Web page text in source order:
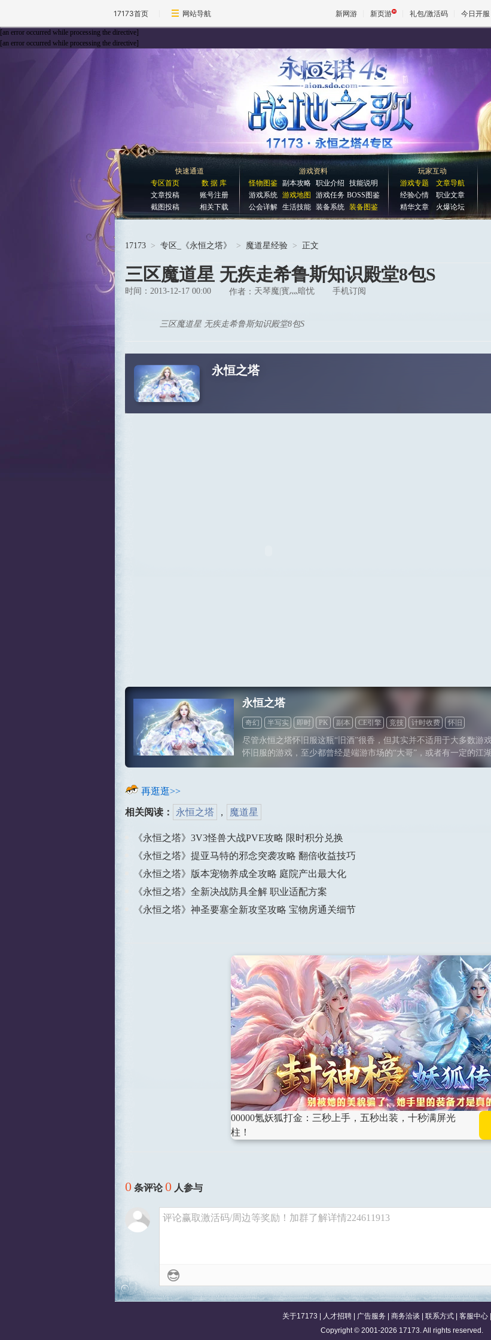
17173首页 网站导航 新网游 新页游 礼包/激活码 今日开服
[an error occurred while processing the directive]
[an error occurred while processing the directive]
快速通道
专区首页
数 据 库
文章投稿
账号注册
截图投稿
相关下载
游戏资料
怪物图鉴
副本攻略 职业介绍
技能说明
游戏系统
游戏地图 游戏任务 BOSS图鉴
公会详解
生活技能 装备系统 装备图鉴
玩家互动
游戏专题
文章导航
经验心情
职业文章
精华文章
火爆论坛
17173 > 专区_《永恒之塔》 > 魔道星经验 > 正文
三区魔道星 无疾走希鲁斯知识殿堂8包S
时间：2013-12-17 00:00 作者： 天琴魔|寳灬暗忧 手机订阅
三区魔道星 无疾走希鲁斯知识殿堂8包S
永恒之塔
永恒之塔
奇幻 半写实 即时 PK 副本 CE引擎 竞技 计时收费 怀旧
尽管永恒之塔怀旧服这瓶“旧酒”很香，但其实并不适用于大多数游
怀旧服的游戏，至少都曾经是端游市场的“大哥”，或者有一定的江
十年。结合心理学角度看，“怀旧”行为本身就是以情感为导向，没
再逛逛>>
相关阅读： 永恒之塔 ， 魔道星
《永恒之塔》3V3怪兽大战PVE攻略 限时积分兑换
《永恒之塔》提亚马特的邪念突袭攻略 翻倍收益技巧
《永恒之塔》版本宠物养成全攻略 庭院产出最大化
《永恒之塔》全新决战防具全解 职业适配方案
《永恒之塔》神圣要塞全新攻坚攻略 宝物房通关细节
00000氪妖狐打金：三秒上手，五秒出装，十秒满屏光
柱！
0 条评论0 人参与
评论赢取激活码/周边等奖励！加群了解详情224611913
关于17173 人才招聘| 广告服务 商务洽谈 联系方式| 客服中心|
Copyright © 2001-2026 17173. All rights reserved.